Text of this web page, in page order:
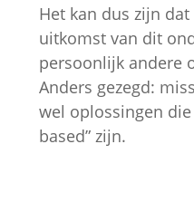
Het kan dus zijn
uitkomst van dit
persoonlijk andere
Anders gezegd:
wel oplossingen die
based” zijn.